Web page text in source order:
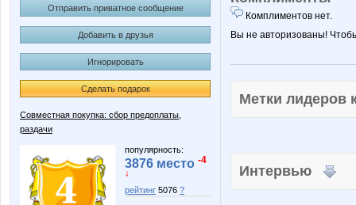
Отправить приватное сообщение
Добавить в друзья
Игнорировать
Сделать подарок
Совместная покупка: сбор предоплаты,
раздачи
популярность:
3876 место -4
↓
рейтинг 5076 ?
Комплиментов нет.
Вы не авторизованы!
Метки
Интервью